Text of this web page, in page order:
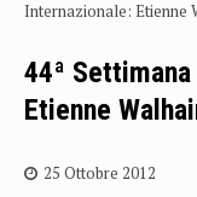
Internazionale: Etienne
44ª
Etienne
25 Ottobre 2012